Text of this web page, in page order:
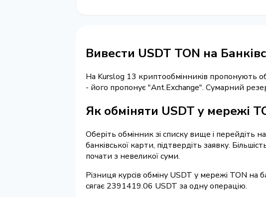
Вивести USDT TON на
На Kurslog 13 криптообмінників пропонують
- його пропонує "Ant.Exchange". Сумарний
Як обміняти USDT у мережі
Оберіть обмінник зі списку вище і перейдіть
банківської карти, підтвердіть заявку.
почати з невеликої суми.
Різниця курсів обміну USDT у мережі TON на
сягає 2391419.06 USDT за одну операцію.